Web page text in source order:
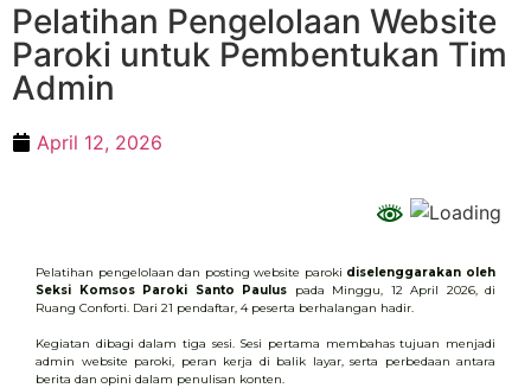
Pelatihan Pengelolaan Website
Paroki untuk Pembentukan Tim
Admin
April 12, 2026
Pelatihan pengelolaan dan posting website paroki diselenggarakan oleh
Seksi Komsos Paroki Santo Paulus pada Minggu, 12 April 2026, di
Ruang Conforti. Dari 21 pendaftar, 4 peserta berhalangan hadir.
Kegiatan dibagi dalam tiga sesi. Sesi pertama membahas tujuan menjadi
admin website paroki, peran kerja di balik layar, serta perbedaan antara
berita dan opini dalam penulisan konten.